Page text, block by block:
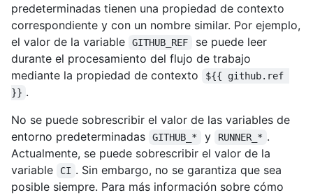
predeterminadas tienen una propiedad de contexto
correspondiente y con un nombre similar. Por ejemplo,
el valor de la variable
GITHUB_REF
se puede leer
durante el procesamiento del flujo de trabajo
mediante la propiedad de contexto
${{ github.ref
}} .
No se puede sobrescribir el valor de las variables de
entorno predeterminadas
GITHUB_* y RUNNER_* .
Actualmente, se puede sobrescribir el valor de la
variable
CI . Sin embargo, no se garantiza que sea
posible siempre. Para más información sobre cómo